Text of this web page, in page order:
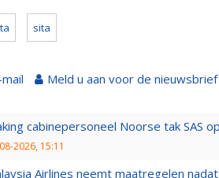
sita
Meld u aan voor de nieuwsbrief
cabinepersoneel Noorse tak SAS
2026, 15:11
Airlines neemt maatregelen